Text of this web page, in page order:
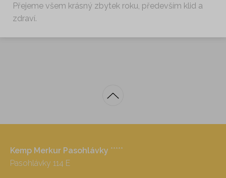
Kemp Merkur Pasohlávky *****
Pasohlávky 114 E
Přejeme všem krásný zbytek roku, především klid a
zdraví.